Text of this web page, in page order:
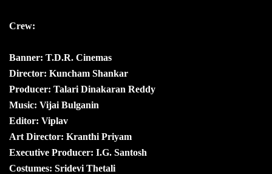
Crew:
Banner: T.D.R. Cinemas
Director: Kuncham Shankar
Producer: Talari Dinakaran Reddy
Music: Vijai Bulganin
Editor: Viplav
Art Director: Kranthi Priyam
Executive Producer: I.G. Santosh
Costumes: Sridevi Thetali